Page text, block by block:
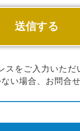
スをご入力いただ
い場合、お問合せ